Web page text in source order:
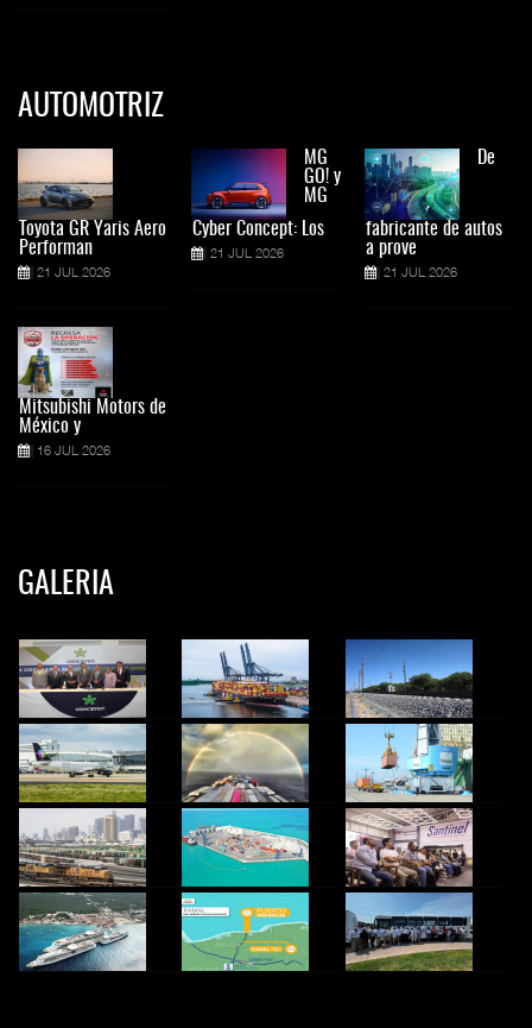
AUTOMOTRIZ
Toyota GR Yaris Aero
Performan
21 JUL 2026
Mitsubishi Motors de
México y
16 JUL 2026
MG
GO! y
MG
Cyber Concept: Los
21 JUL 2026
De
fabricante de autos
a prove
21 JUL 2026
GALERIA